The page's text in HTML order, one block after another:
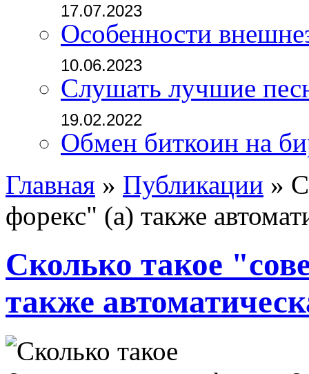
17.07.2023
Особенности
10.06.2023
Слушать лучшие
19.02.2022
Обмен биткоин на
Главная » Публикации »
форекс" (а) также
Сколько такое
также